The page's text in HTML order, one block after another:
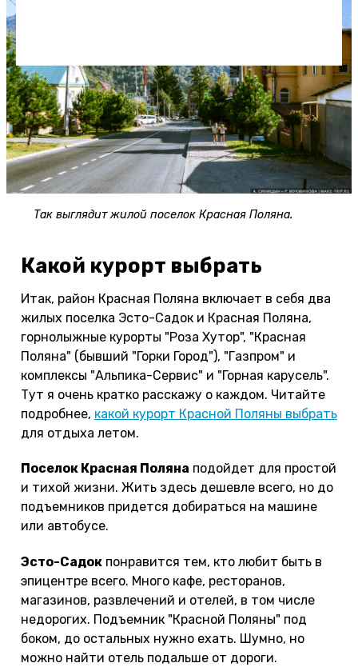
Так выглядит жилой поселок Красная Поляна.
Какой курорт выбрать
Итак, район Красная Поляна включает в себя два
жилых поселка Эсто-Садок и Красная Поляна,
горнолыжные курорты "Роза Хутор", "Красная
Поляна" (бывший "Горки Город"), "Газпром" и
комплексы "Альпика-Сервис" и "Горная карусель".
Тут я очень кратко расскажу о каждом. Читайте
подробнее, какой курорт Красной Поляны выбрать
для отдыха летом.
Поселок Красная Поляна подойдет для простой
и тихой жизни. Жить здесь дешевле всего, но до
подъемников придется добираться на машине
или автобусе.
Эсто-Садок понравится тем, кто любит быть в
эпицентре всего. Много кафе, ресторанов,
магазинов, развлечений и отелей, в том числе
недорогих. Подъемник "Красной Поляны" под
боком, до остальных нужно ехать. Шумно, но
можно найти отель подальше от дороги.